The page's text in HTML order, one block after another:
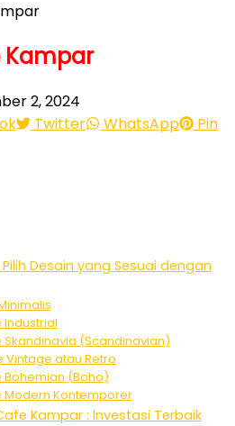
Kampar
2, 2024
Twitter WhatsApp
Pin
Desain yang Sesuai dengan
Industrial
Skandinavia (Scandinavian)
Vintage atau Retro
Bohemian (Boho)
Modern Kontemporer
Kampar : Investasi Terbaik